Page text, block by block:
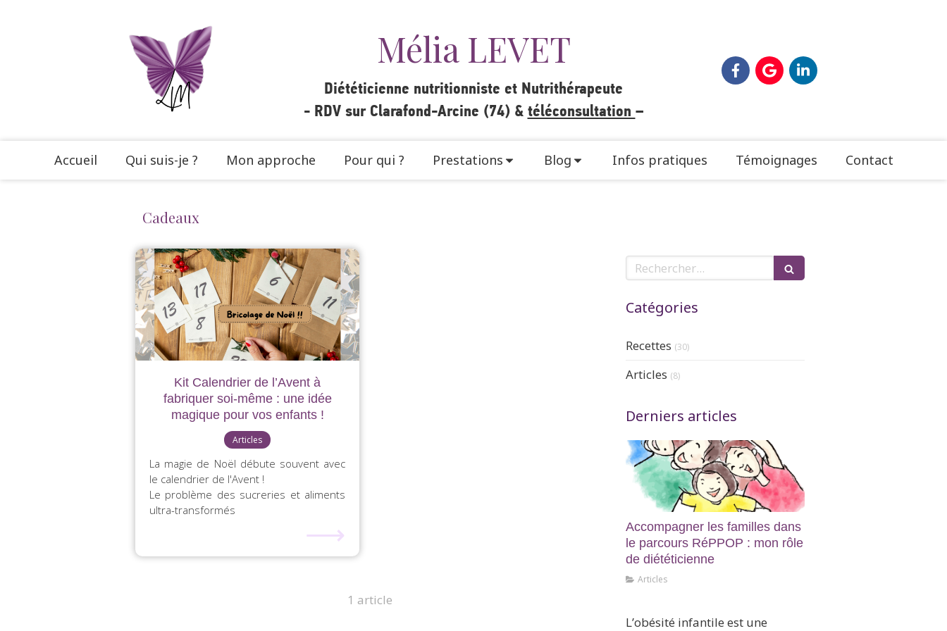
Mélia LEVET
Diététicienne nutritionniste et Nutrithérapeute
- RDV sur Clarafond-Arcine (74) & téléconsultation –
Accueil Qui suis-je ? Mon approche Pour qui ? Prestations Blog Infos pratiques Témoignages Contact
Cadeaux
Kit Calendrier de l’Avent à
fabriquer soi-même : une idée
magique pour vos enfants !
Articles
La magie de Noël débute souvent avec
le calendrier de l'Avent !
Le problème des sucreries et aliments
ultra-transformés
⟶
1 article
Rechercher
Catégories
Recettes (30)
Articles (8)
Derniers articles
Accompagner les familles dans
le parcours RéPPOP : mon rôle
de diététicienne
Articles
L’obésité infantile est une